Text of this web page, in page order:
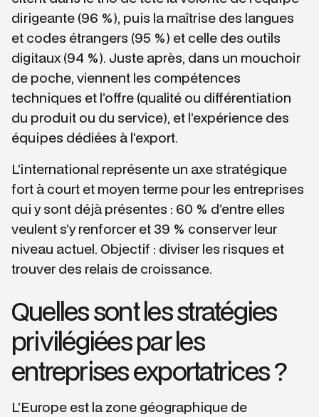
dirigeante (96 %), puis la maîtrise des langues
et codes étrangers (95 %) et celle des outils
digitaux (94 %). Juste après, dans un mouchoir
de poche, viennent les compétences
techniques et l’offre (qualité ou différentiation
du produit ou du service), et l’expérience des
équipes dédiées à l’export.
L’international représente un axe stratégique
fort à court et moyen terme pour les entreprises
qui y sont déjà présentes : 60 % d’entre elles
veulent s’y renforcer et 39 % conserver leur
niveau actuel. Objectif : diviser les risques et
trouver des relais de croissance.
Quelles sont les stratégies
privilégiées par les
entreprises exportatrices ?
L’Europe est la zone géographique de